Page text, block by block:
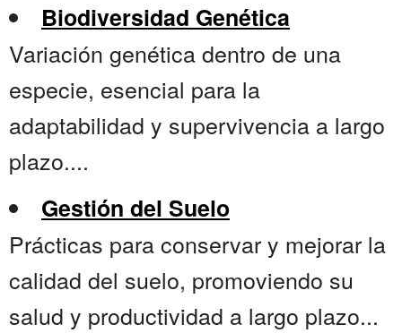
Biodiversidad Genética
Variación genética dentro de una
especie, esencial para la
adaptabilidad y supervivencia a largo
plazo....
Gestión del Suelo
Prácticas para conservar y mejorar la
calidad del suelo, promoviendo su
salud y productividad a largo plazo...